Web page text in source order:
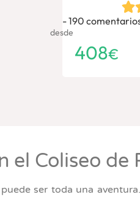
190
desde
408€
el Coliseo de
ser toda una